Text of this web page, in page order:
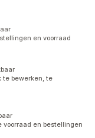
en voorraad
te bewerken, te
voorraad en bestellingen